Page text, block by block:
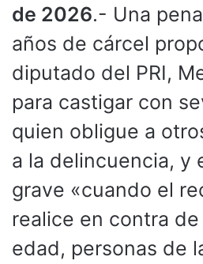
de 2026.- Una
años de cárcel
diputado del PRI,
para castigar con
quien obligue a
a la delincuencia, y
grave «cuando el
realice en contra
edad, personas de